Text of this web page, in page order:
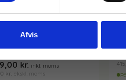
Afvis
til Hydro Power
DIUB3
1 grøn)
kr. inkl. moms
kr. ekskl. moms